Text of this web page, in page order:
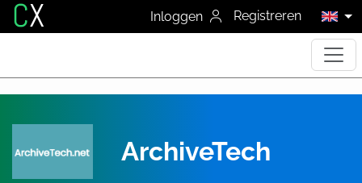
CX Inloggen Registreren
ArchiveTech